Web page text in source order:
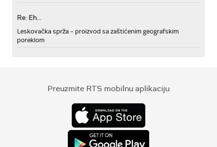
Re: Eh...
Leskovačka sprža – proizvod sa zaštićenim geografskim
poreklom
Preuzmite RTS mobilnu aplikaciju